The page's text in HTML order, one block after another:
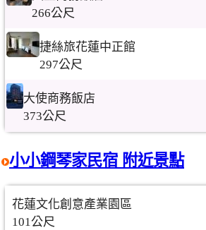
266公尺
捷絲旅花蓮中正館
297公尺
大使商務飯店
373公尺
小小鋼琴家民宿 附近景點
花蓮文化創意產業園區
101公尺